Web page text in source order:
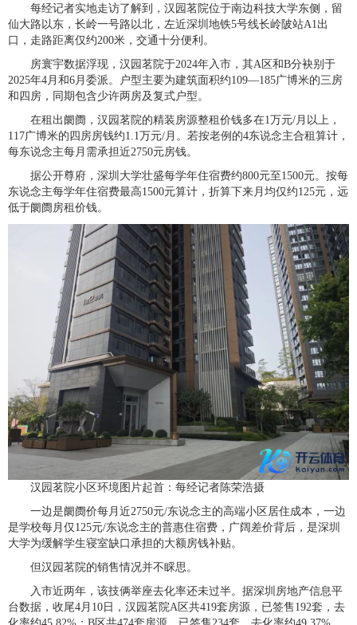
每经记者实地走访了解到，汉园茗院位于南边科技大学东侧，留
仙大路以东，长岭一号路以北，左近深圳地铁5号线长岭陂站A1出
口，走路距离仅约200米，交通十分便利。
房寰宇数据浮现，汉园茗院于2024年入市，其A区和B分袂别于
2025年4月和6月委派。户型主要为建筑面积约109—185广博米的三房
和四房，同期包含少许两房及复式户型。
在租出阛阓，汉园茗院的精装房源整租价钱多在1万元/月以上，
117广博米的四房房钱约1.1万元/月。若按老例的4东说念主合租算计，
每东说念主每月需承担近2750元房钱。
据公开尊府，深圳大学壮盛每学年住宿费约800元至1500元。按每
东说念主每学年住宿费最高1500元算计，折算下来月均仅约125元，远
低于阛阓房租价钱。
汉园茗院小区环境图片起首：每经记者陈荣浩摄
一边是阛阓价每月近2750元/东说念主的高端小区居住成本，一边
是学校每月仅125元/东说念主的普惠住宿费，广阔差价背后，是深圳
大学为缓解学生寝室缺口承担的大额房钱补贴。
但汉园茗院的销售情况并不睬思。
入市近两年，该技俩举座去化率还未过半。据深圳房地产信息平
台数据，收尾4月10日，汉园茗院A区共419套房源，已签售192套，去